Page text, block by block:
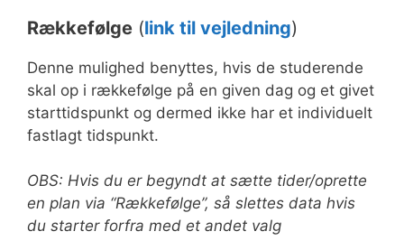
Rækkefølge (link til vejledning)
Denne mulighed benyttes, hvis de studerende
skal op i rækkefølge på en given dag og et givet
starttidspunkt og dermed ikke har et individuelt
fastlagt tidspunkt.
OBS: Hvis du er begyndt at sætte tider/oprette
en plan via “Rækkefølge”, så slettes data hvis
du starter forfra med et andet valg